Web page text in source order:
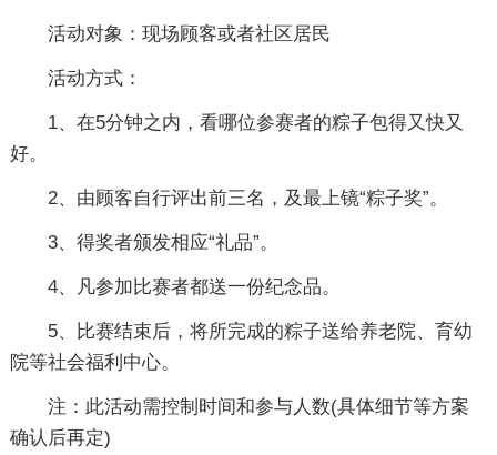
活动对象：现场顾客或者社区居民
活动方式：
1、在5分钟之内，看哪位参赛者的粽子包得又快又
好。
2、由顾客自行评出前三名，及最上镜“粽子奖”。
3、得奖者颁发相应“礼品”。
4、凡参加比赛者都送一份纪念品。
5、比赛结束后，将所完成的粽子送给养老院、育幼
院等社会福利中心。
注：此活动需控制时间和参与人数(具体细节等方案
确认后再定)